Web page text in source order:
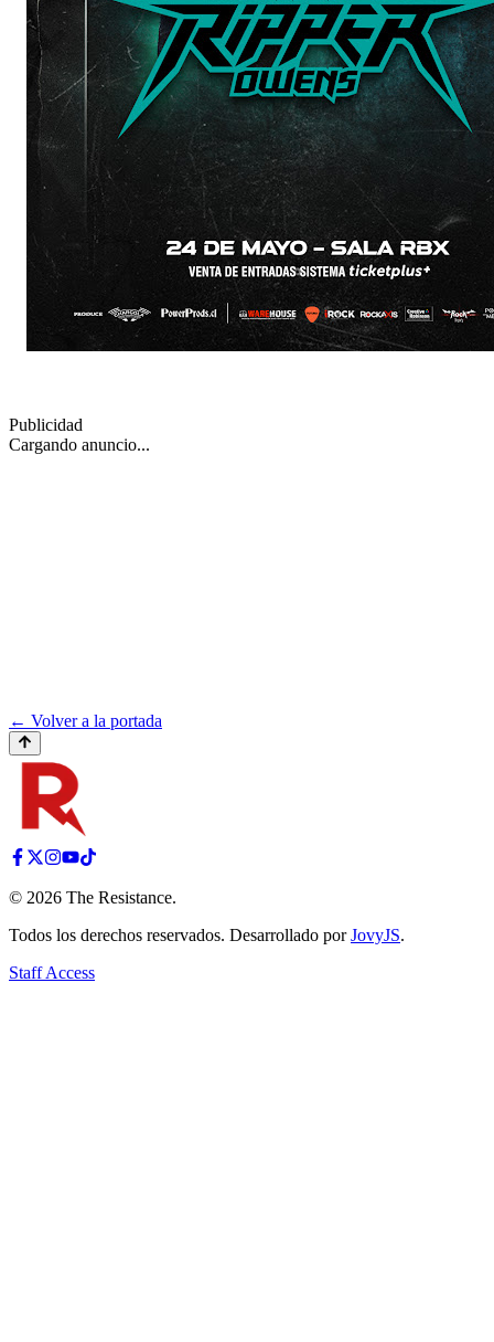
Publicidad
Cargando anuncio...
← Volver a la portada
© 2026 The Resistance.
Todos los derechos reservados. Desarrollado por JovyJS.
Staff Access